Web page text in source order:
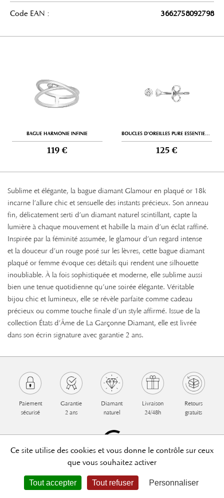
Sublime et élégante, la bague diamant Glamour en plaqué or 18k
incarne l’allure chic et sensuelle des instants précieux. Son anneau
fin, délicatement serti d’un diamant naturel scintillant, capte la
lumière à chaque mouvement et habille la main d’un éclat raffiné.
Inspirée par la féminité assumée, le glamour d’un regard intense
et la douceur d’un rouge posé sur les lèvres, cette bague diamant
plaqué or femme évoque ces détails qui rendent une silhouette
inoubliable. À la fois sophistiquée et moderne, elle sublime aussi
bien une tenue quotidienne qu’une soirée élégante. Véritable
bijou chic et lumineux, elle se révèle parfaite comme cadeau
précieux ou comme touche finale d’un style affirmé. Issue de la
collection États d’Âme de La Garçonne Diamant, elle est livrée
dans son écrin signature avec garantie 2 ans.
Code EAN : 3662758092798
119 €
BAGUE HARMONIE INFINIE
125 €
BOUCLES D'OREILLES PURE ESSENTIELLE
Paiement
sécurisé
Garantie
2 ans
Diamant
naturel
Livraison
24/48h
Retours
gratuits
Conditions générales
Gestion des cookies
Ce site utilise des cookies et vous donne le contrôle sur ceux
que vous souhaitez activer
Tout accepter Tout refuser Personnaliser